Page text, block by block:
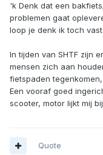
'k Denk dat een
problemen gaat
loop je denk ik toch vast.
In tijden van SHTF zijn
mensen zich aan
fietspaden
Een vooraf goed
scooter, motor lijkt mij
Quote